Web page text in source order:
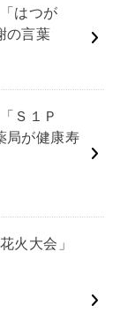
はつが
の言葉
Ｓ１Ｐ
局が健康寿
火大会」